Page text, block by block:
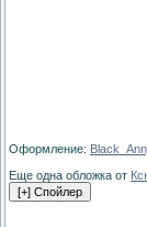
Оформление:
Еще одна обложка от